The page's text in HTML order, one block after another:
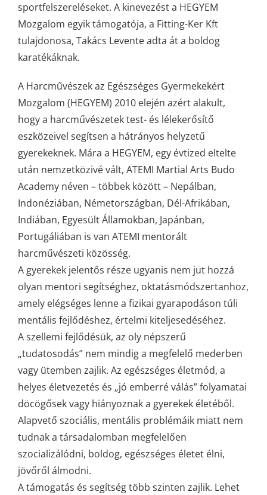
sportfelszereléseket. A kinevezést a HEGYEM
Mozgalom egyik támogatója, a Fitting-Ker Kft
tulajdonosa, Takács Levente adta át a boldog
karatékáknak.
A Harcművészek az Egészséges Gyermekekért
Mozgalom (HEGYEM) 2010 elején azért alakult,
hogy a harcművészetek test- és lélekerősítő
eszközeivel segítsen a hátrányos helyzetű
gyerekeknek. Mára a HEGYEM, egy évtized eltelte
után nemzetközivé vált, ATEMI Martial Arts Budo
Academy néven – többek között – Nepálban,
Indonéziában, Németországban, Dél-Afrikában,
Indiában, Egyesült Államokban, Japánban,
Portugáliában is van ATEMI mentorált
harcművészeti közösség.
A gyerekek jelentős része ugyanis nem jut hozzá
olyan mentori segítséghez, oktatásmódszertanhoz,
amely elégséges lenne a fizikai gyarapodáson túli
mentális fejlődéshez, értelmi kiteljesedéséhez.
A szellemi fejlődésük, az oly népszerű
„tudatosodás” nem mindig a megfelelő mederben
vagy ütemben zajlik. Az egészséges életmód, a
helyes életvezetés és „jó emberré válás” folyamatai
döcögősek vagy hiányoznak a gyerekek életéből.
Alapvető szociális, mentális problémáik miatt nem
tudnak a társadalomban megfelelően
szocializálódni, boldog, egészséges életet élni,
jövőről álmodni.
A támogatás és segítség több szinten zajlik. Lehet